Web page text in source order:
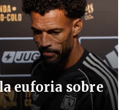
euforia sobre